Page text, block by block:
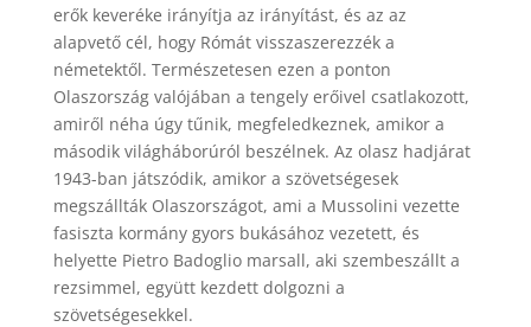
erők keveréke irányítja az irányítást, és az az
alapvető cél, hogy Rómát visszaszerezzék a
németektől. Természetesen ezen a ponton
Olaszország valójában a tengely erőivel csatlakozott,
amiről néha úgy tűnik, megfeledkeznek, amikor a
második világháborúról beszélnek. Az olasz hadjárat
1943-ban játszódik, amikor a szövetségesek
megszállták Olaszországot, ami a Mussolini vezette
fasiszta kormány gyors bukásához vezetett, és
helyette Pietro Badoglio marsall, aki szembeszállt a
rezsimmel, együtt kezdett dolgozni a
szövetségesekkel.